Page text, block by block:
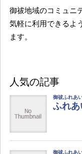
御祓地域のコミュニ
気軽に利用できるよ
ます。
人気の記事